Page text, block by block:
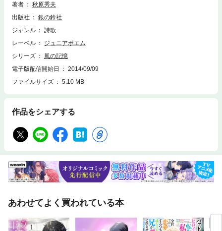
あとがきより抜粋―
著者
秋原秀夫
出版社
銀の鈴社
ジャンル
詩歌
レーベル
ジュニアポエム
シリーズ
風の記憶
電子版配信開始日
2014/09/09
ファイルサイズ
5.10 MB
作品をシェアする
あわせてよく買われている本